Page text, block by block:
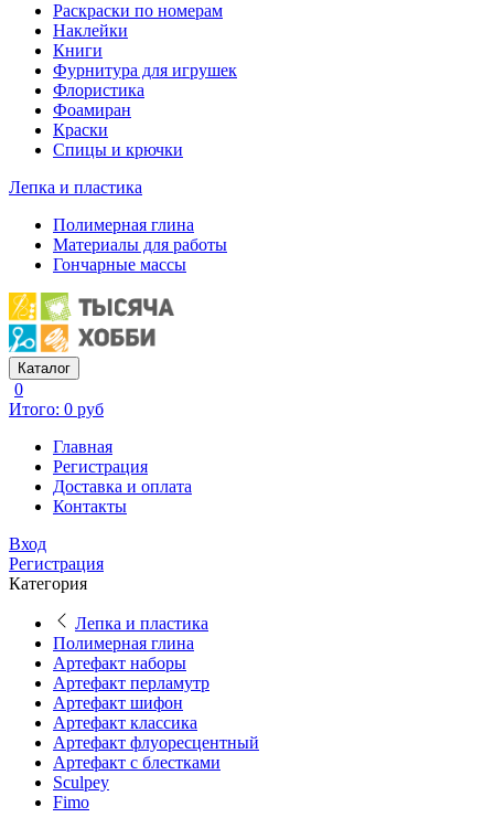
Раскраски по номерам
Наклейки
Книги
Фурнитура для игрушек
Флористика
Фоамиран
Краски
Спицы и крючки
Лепка и пластика
Полимерная глина
Материалы для работы
Гончарные массы
Каталог
0
Итого: 0 руб
Главная
Регистрация
Доставка и оплата
Контакты
Вход
Регистрация
Категория
Лепка и пластика
Полимерная глина
Артефакт наборы
Артефакт перламутр
Артефакт шифон
Артефакт классика
Артефакт флуоресцентный
Артефакт с блестками
Sculpey
Fimo